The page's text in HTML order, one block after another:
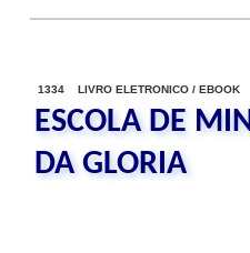
1334 LIVRO ELETRONICO / EBOOK
ESCOLA DE
DA GLORIA